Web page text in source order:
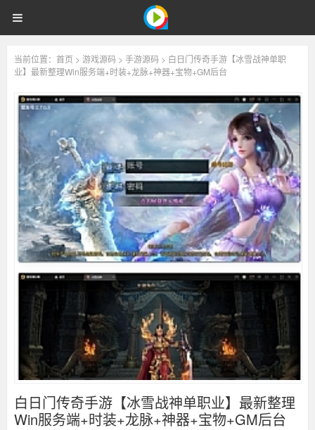
818
资
源
818 首页
小程序插件 解说文案 视频教程 内核精选 登录
精品素材资源下载站
当前位置： 首页 > 游戏源码 > 手游源码 > 白日门传奇手游【冰雪战神单职
业】最新整理Win服务端+时装+龙脉+神器+宝物+GM后台
白日门传奇手游【冰雪战神单职业】最新整理
Win服务端+时装+龙脉+神器+宝物+GM后台